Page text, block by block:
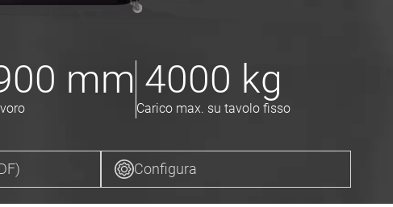
mm 4000 kg
Carico max. su tavolo fisso
Configura